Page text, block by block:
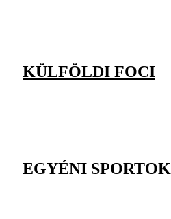
KÜLFÖLDI FOCI
EGYÉNI SPORTOK